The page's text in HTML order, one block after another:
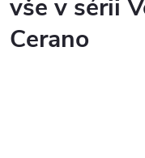
vše v sérii
Cerano